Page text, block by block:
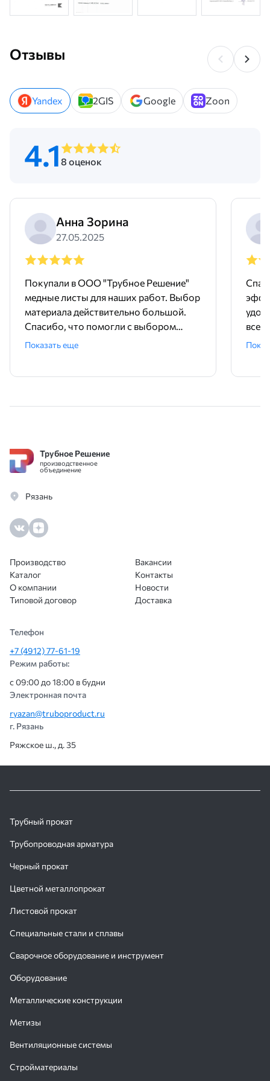
Отзывы
Yandex 2GIS Google Zoon
4.1 8 оценок
Анна Зорина
27.05.2025
Покупали в ООО "Трубное Решение"
медные листы для наших работ. Выбор
материала действительно большой.
Спасибо, что помогли с выбором
размеров. Доставили без задержек и в
Показать еще
Трубное Решение
производственное
объединение
Рязань
Производство
Каталог
О компании
Типовой договор
Вакансии
Контакты
Новости
Доставка
Телефон
+7 (4912) 77-61-19
Режим работы:
с 09:00 до 18:00 в будни
Электронная почта
ryazan@truboproduct.ru
г. Рязань
Ряжское ш., д. 35
Трубный прокат
Трубопроводная арматура
Черный прокат
Цветной металлопрокат
Листовой прокат
Специальные стали и сплавы
Сварочное оборудование и инструмент
Оборудование
Металлические конструкции
Метизы
Вентиляционные системы
Стройматериалы